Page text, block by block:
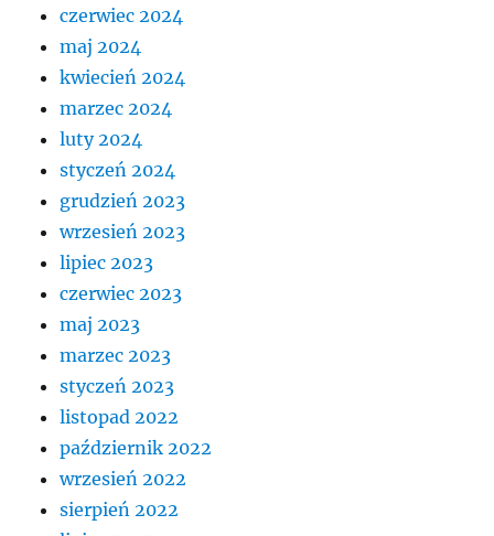
czerwiec 2024
maj 2024
kwiecień 2024
marzec 2024
luty 2024
styczeń 2024
grudzień 2023
wrzesień 2023
lipiec 2023
czerwiec 2023
maj 2023
marzec 2023
styczeń 2023
listopad 2022
październik 2022
wrzesień 2022
sierpień 2022